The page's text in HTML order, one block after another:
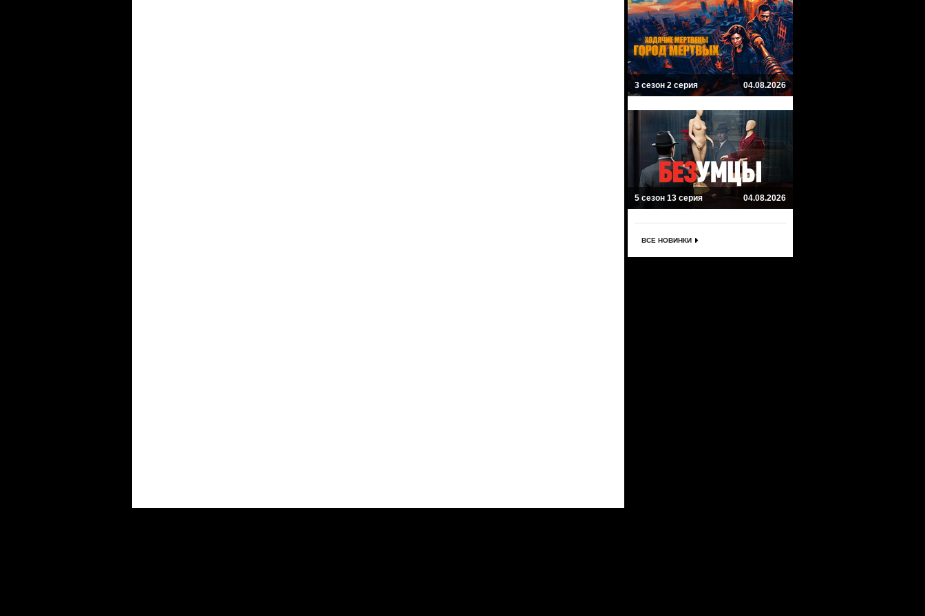
3 сезон 2 серия 04.08.2026
5 сезон 13 серия 04.08.2026
ВСЕ НОВИНКИ